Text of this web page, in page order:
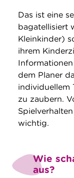
Das ist eine
bagatellisiert
Kleinkinder)
ihrem
dem Planer
individuellem
zu zaubern.
wichtig.
Wie
aus?